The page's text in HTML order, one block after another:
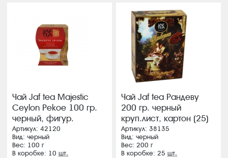
Чай Jaf tea Majestic
Сeylon Pekoe 100 гр.
черный, фигур.
карт.пачка (10)
ВЛОЖЕНИЕ
Артикул: 42120
Вид: черный
Вес: 100 г
В коробке: 10шт.
Чай Jaf tea Рандеву
200 гр. черный
круп.лист, картон (25)
(16) ЖЦ
Артикул: 38135
Вид: черный
Вес: 200 г
В коробке: 25шт.